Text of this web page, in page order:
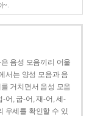
~.
음성 모음끼리 어울
서는 양성 모음과 음
거치면서 음성 모음
-어, 굽-어, 재-어, 세-
우세를 확인할 수 있